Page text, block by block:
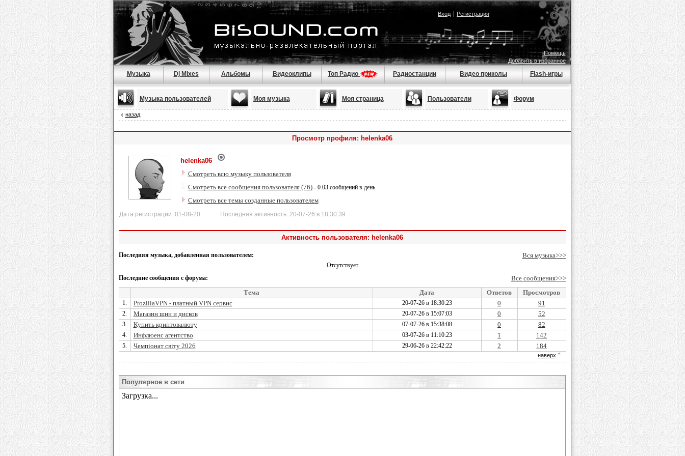
Вход| Регистрация
Помощь
Добавить в избранное
Музыка Dj Mixes Альбомы Видеоклипы Топ Радио Радиостанции Видео приколы Flash-игры
Музыка пользователей Моя музыка Моя страница Пользователи Форум
назад
Просмотр профиля: helenka06
helenka06
Смотреть всю музыку пользователя
Смотреть все сообщения пользователя (76)- 0.03 сообщений в день
Смотреть все темы созданные пользователем
Дата регистрации: 01-08-20 Последняя активность: 20-07-26 в 18:30:39
Активность пользователя: helenka06
Последняя музыка, добавленная пользователем: Вся музыка>>>
Отсутствует
Последние сообщения с форума:
Все сообщения>>>
Тема
Дата Ответов Просмотров
1. ProzillaVPN - платный VPN сервис 20-07-26 в 18:30:23 0 91
2. Магазин шин и дисков 20-07-26 в 15:07:03 0 52
3. Купить криптовалюту 07-07-26 в 15:38:08 0 82
4. Инфлюенс агентство 03-07-26 в 11:10:23 1 142
5. Чемпіонат світу 2026 29-06-26 в 22:42:22 2 184
наверх
Популярное в сети